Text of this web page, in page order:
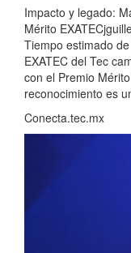
Impacto y legado:
Mérito
Tiempo estimado
EXATEC del Tec
con el Premio
reconocimiento es
Conecta.tec.mx